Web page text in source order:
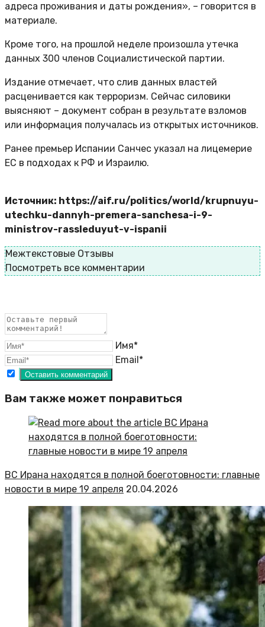
адреса проживания и даты рождения», – говорится в
материале.
Кроме того, на прошлой неделе произошла утечка
данных 300 членов Социалистической партии.
Издание отмечает, что слив данных властей
расценивается как терроризм. Сейчас силовики
выясняют – документ собран в результате взломов
или информация получалась из открытых источников.
Ранее премьер Испании Санчес указал на лицемерие
ЕС в подходах к РФ и Израилю.
Источник: https://aif.ru/politics/world/krupnuyu-
utechku-dannyh-premera-sanchesa-i-9-
ministrov-rassleduyut-v-ispanii
Межтекстовые Отзывы
Посмотреть все комментарии
Имя*
Email*
Вам также может понравиться
ВС Ирана находятся в полной боеготовности: главные
новости в мире 19 апреля 20.04.2026